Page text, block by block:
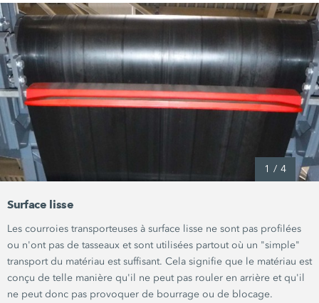
1 / 4
Surface lisse
Les courroies transporteuses à surface lisse ne sont pas profilées
ou n'ont pas de tasseaux et sont utilisées partout où un "simple"
transport du matériau est suffisant. Cela signifie que le matériau est
conçu de telle manière qu'il ne peut pas rouler en arrière et qu'il
ne peut donc pas provoquer de bourrage ou de blocage.